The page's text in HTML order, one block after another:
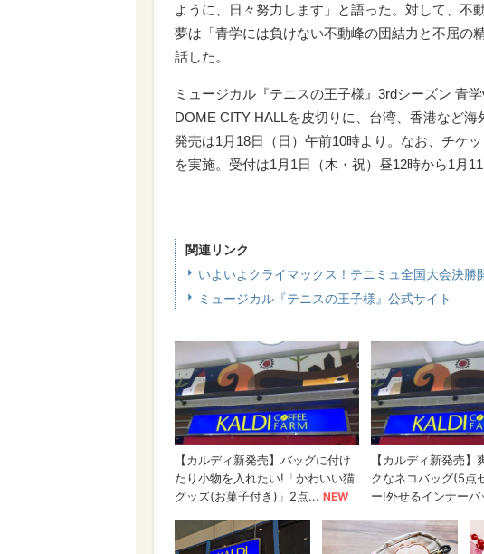
ように、日々努力します」と語った。対して、不
夢は「青学には負けない不動峰の団結力と不屈の
話した。
ミュージカル『テニスの王子様』3rdシーズン 青
DOME CITY HALLを皮切りに、台湾、香港など
発売は1月18日（日）午前10時より。なお、チケ
を実施。受付は1月1日（木・祝）昼12時から1月
関連リンク
いよいよクライマックス！テニミュ全国大会決勝
ミュージカル『テニスの王子様』公式サイト